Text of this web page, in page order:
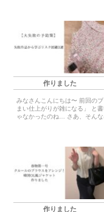
作りました
みなさんこんにちは〜 前回の
まい仕上がりが雑になる」 と
ゃなかったのね… さあ、そんな
作りました